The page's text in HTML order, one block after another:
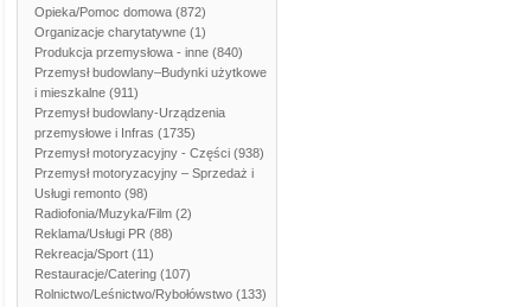
Opieka/Pomoc domowa (872)
Organizacje charytatywne (1)
Produkcja przemysłowa - inne (840)
Przemysł budowlany–Budynki użytkowe
i mieszkalne (911)
Przemysł budowlany-Urządzenia
przemysłowe i Infras (1735)
Przemysł motoryzacyjny - Części (938)
Przemysł motoryzacyjny – Sprzedaż i
Usługi remonto (98)
Radiofonia/Muzyka/Film (2)
Reklama/Usługi PR (88)
Rekreacja/Sport (11)
Restauracje/Catering (107)
Rolnictwo/Leśnictwo/Rybołówstwo (133)